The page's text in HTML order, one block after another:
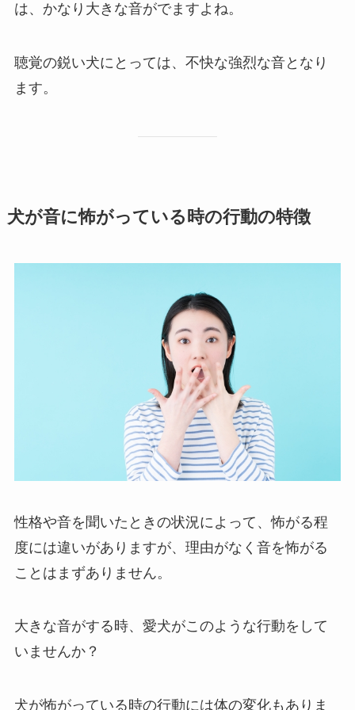
は、かなり大きな音がでますよね。
聴覚の鋭い犬にとっては、不快な強烈な音となり
ます。
犬が音に怖がっている時の行動の特徴
性格や音を聞いたときの状況によって、怖がる程
度には違いがありますが、理由がなく音を怖がる
ことはまずありません。
大きな音がする時、愛犬がこのような行動をして
いませんか？
犬が怖がっている時の行動には体の変化もありま